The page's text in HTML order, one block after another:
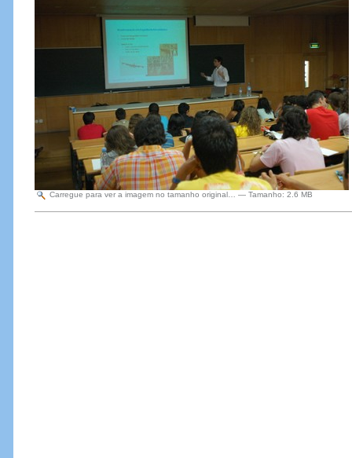
Carregue para ver a imagem no tamanho original… — Tamanho: 2.6 MB